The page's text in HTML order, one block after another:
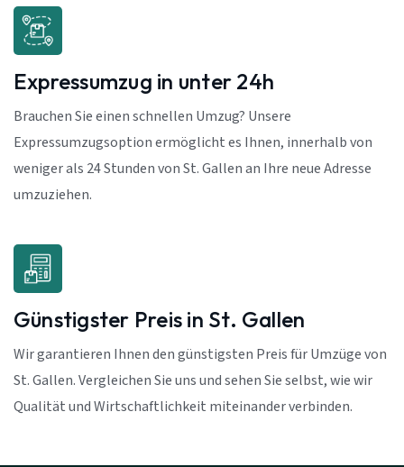
Expressumzug in unter 24h
Brauchen Sie einen schnellen Umzug? Unsere
Expressumzugsoption ermöglicht es Ihnen, innerhalb von
weniger als 24 Stunden von St. Gallen an Ihre neue Adresse
umzuziehen.
Günstigster Preis in St. Gallen
Wir garantieren Ihnen den günstigsten Preis für Umzüge von
St. Gallen. Vergleichen Sie uns und sehen Sie selbst, wie wir
Qualität und Wirtschaftlichkeit miteinander verbinden.